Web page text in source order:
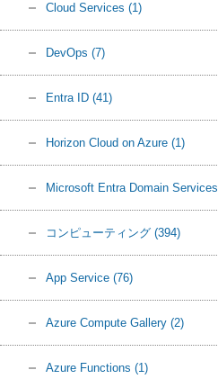
Cloud Services (1)
DevOps (7)
Entra ID (41)
Horizon Cloud on Azure (1)
Microsoft Entra Domain Services
コンピューティング (394)
App Service (76)
Azure Compute Gallery (2)
Azure Functions (1)